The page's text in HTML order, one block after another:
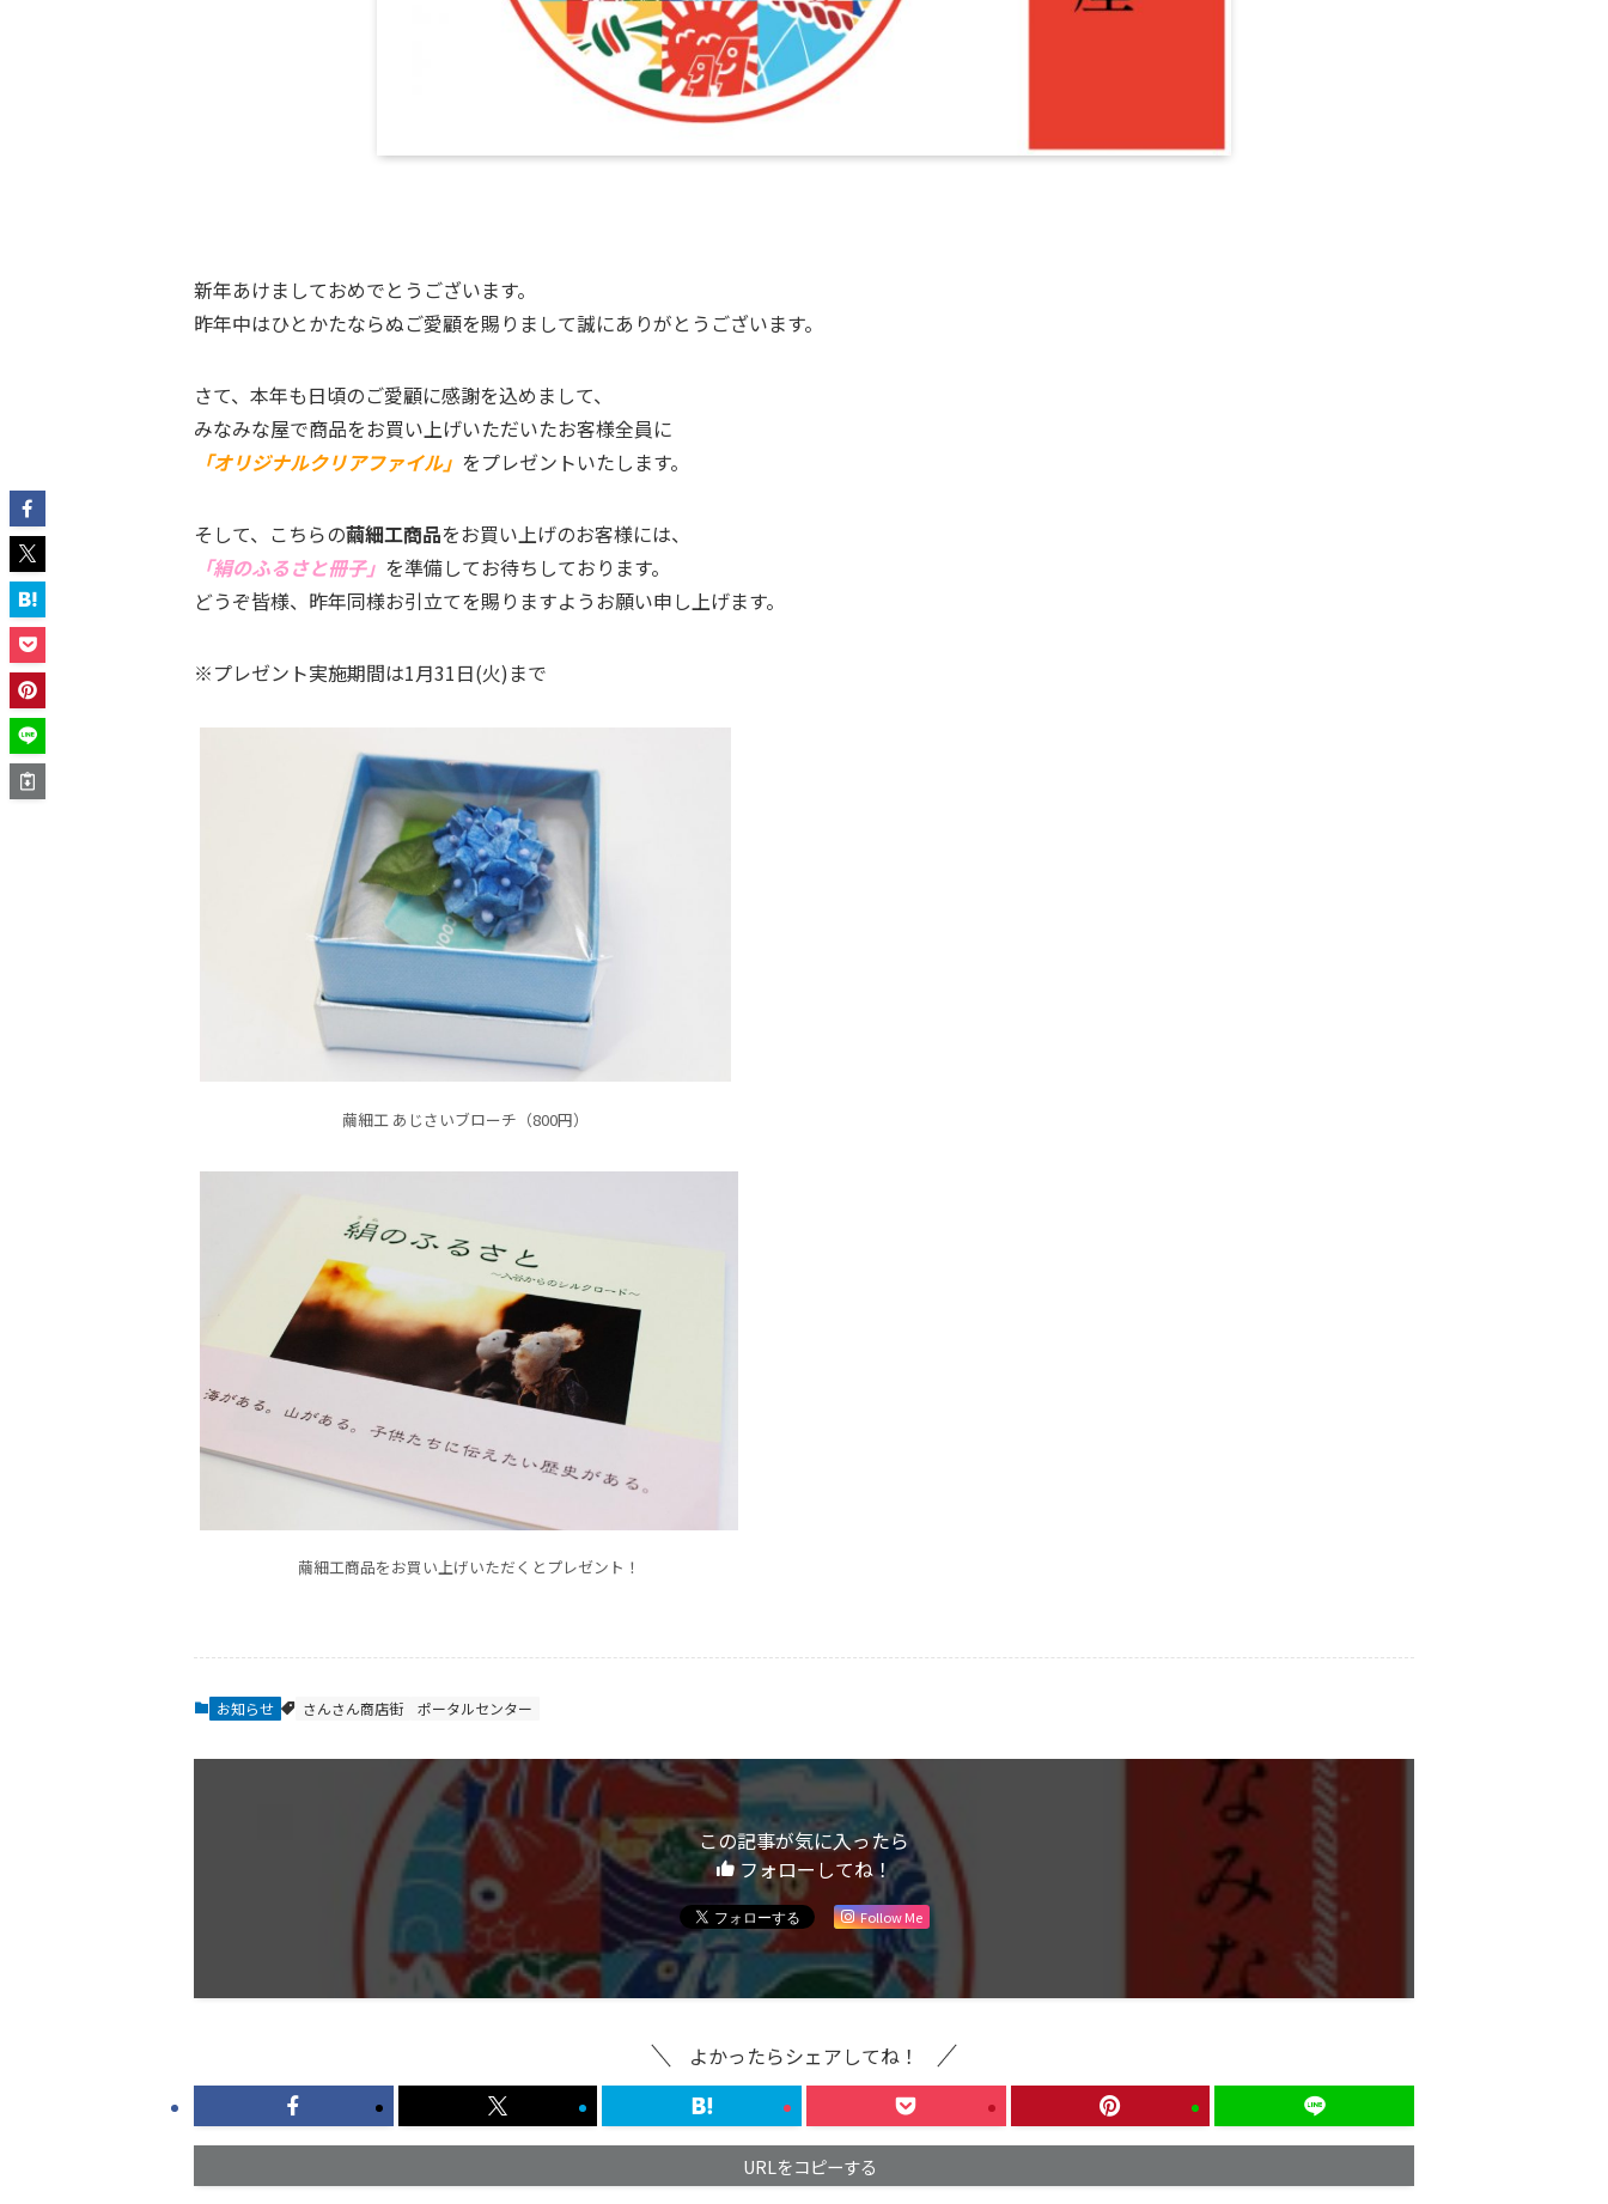
新年あけましておめでとうございます。
昨年中はひとかたならぬご愛顧を賜りまして誠にありがとうございます。
さて、本年も日頃のご愛顧に感謝を込めまして、
みなみな屋で商品をお買い上げいただいたお客様全員に
「オリジナルクリアファイル」 をプレゼントいたします。
そして、こちらの繭細工商品をお買い上げのお客様には、
「絹のふるさと冊子」 を準備してお待ちしております。
どうぞ皆様、昨年同様お引立てを賜りますようお願い申し上げます。
※プレゼント実施期間は1月31日(火)まで
繭細工 あじさいブローチ（800円）
繭細工商品をお買い上げいただくとプレゼント！
お知らせ さんさん商店街 ポータルセンター
この記事が気に入ったら
フォローしてね！
Follow Me
よかったらシェアしてね！
URLをコピーする